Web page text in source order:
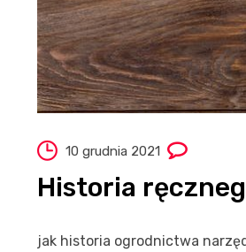
10 grudnia 2021
Historia
jak historia ogrodnictwa